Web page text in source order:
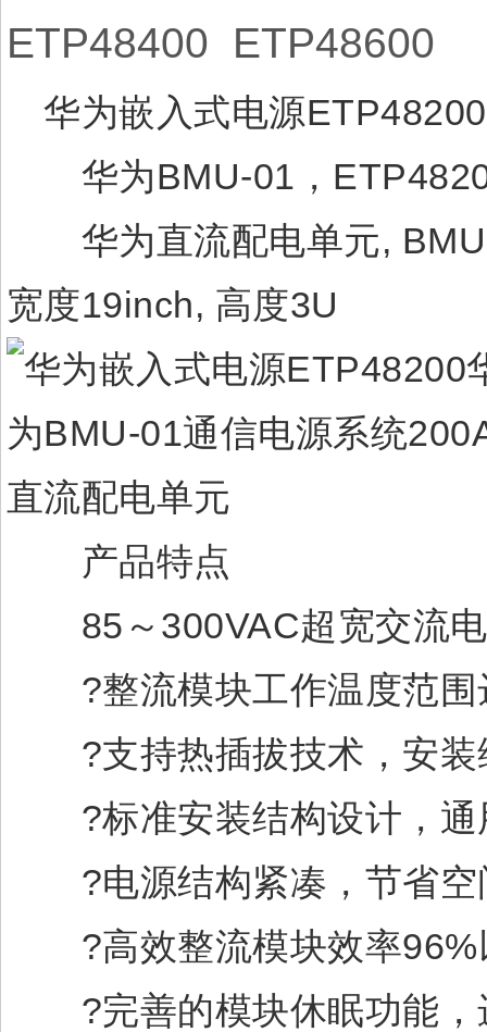
ETP48400 ETP48600
华为嵌入式电源
华为BMU-01，
华为直流配电单元, BMU-
宽度19inch, 高度3U
产品特点
85～300VAC超宽交流电
?整流模块工作温度范围
?支持热插拔技术，安装
?标准安装结构设计，通
?电源结构紧凑，节省空
?高效整流模块效率96%
?完善的模块休眠功能，